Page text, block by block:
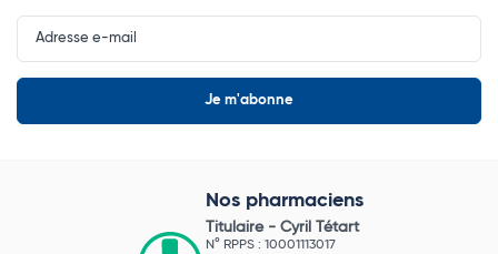
Input
Newsletter
Nos pharmaciens
Titulaire - Cyril Tétart
N° RPPS : 10001113017